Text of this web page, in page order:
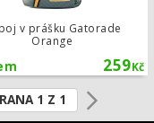
v prášku Gatorade
Orange
259Kč
1 Z 1